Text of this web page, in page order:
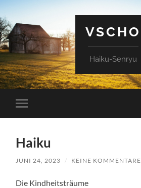
VSCHO
Haiku-Senryu
Mobile-
Menü
Haiku
JUNI 24, 2023 / KEINE KOMMENTARE
Die Kindheitsträume